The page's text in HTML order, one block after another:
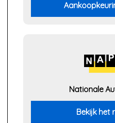
Nationale
Bekijk het